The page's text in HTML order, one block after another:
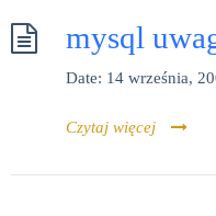
mysql
Date: 14 września,
Czytaj więcej